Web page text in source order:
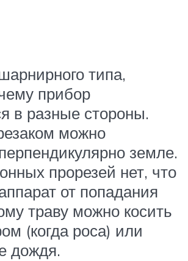
типа,
прибор
в разные стороны.
можно
земле.
прорезей нет, что
от попадания
траву можно косить
(когда роса) или
дождя.